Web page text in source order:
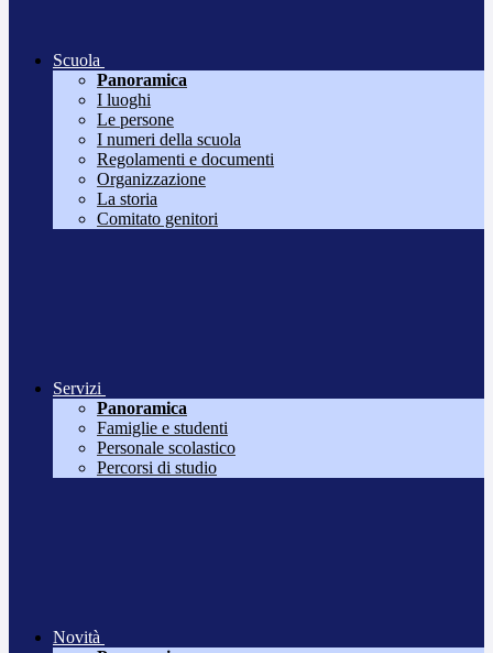
Scuola
Panoramica
I luoghi
Le persone
I numeri della scuola
Regolamenti e documenti
Organizzazione
La storia
Comitato genitori
Servizi
Panoramica
Famiglie e studenti
Personale scolastico
Percorsi di studio
Novità